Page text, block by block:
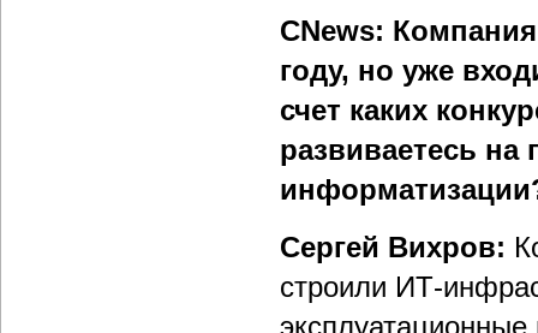
CNews:
году, но уже
счет каких
развиваетесь
Сергей Вихров:
строили ИТ-